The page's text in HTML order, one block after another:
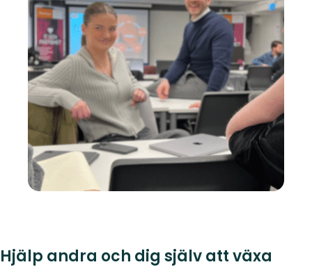
Hjälp andra och dig själv att växa